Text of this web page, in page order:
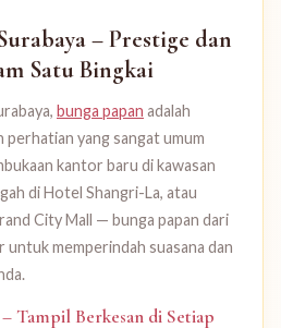
– Prestige dan
Satu Bingkai
bunga papan adalah
perhatian yang sangat umum
kantor baru di kawasan
di Hotel Shangri-La, atau
City Mall — bunga papan dari
untuk memperindah suasana dan
Tampil Berkesan di Setiap